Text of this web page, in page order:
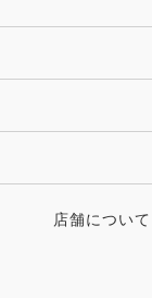
店舗について